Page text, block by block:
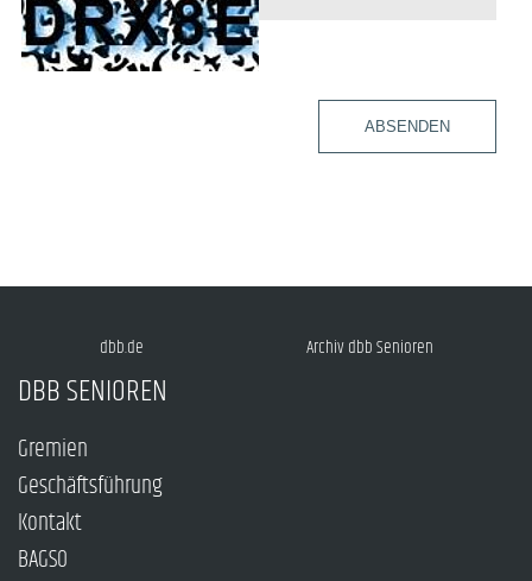
ABSENDEN
dbb.de Archiv dbb Senioren
DBB SENIOREN
Gremien
Geschäftsführung
Kontakt
BAGSO